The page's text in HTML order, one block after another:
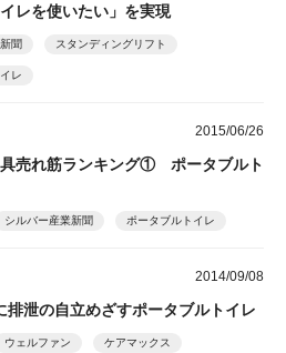
イレを使いたい」を実現
聞 スタンディングリフト
レ
2015/06/26
売れ筋ランキング① ポータブルト
シルバー産業新聞 ポータブルトイレ
2014/09/08
排泄の自立めざすポータブルトイレ
ウェルファン ケアマックス